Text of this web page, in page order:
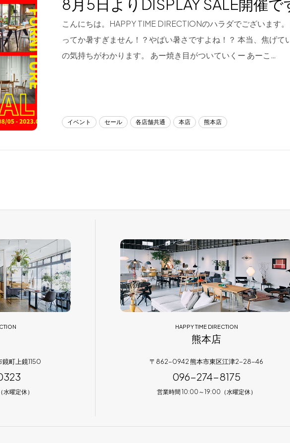
096-274-8175
0965-45-9282
8月5日よりDISPLAY SALE開催で
こんにちは。HAPPY TIME DIRECTIONのハラダでございます
ってか暑すぎません！？やばい暑さですよね！？ 本当、焦げて
の気持ちがわかります。 あー焼き目がついていくー あーこ…
イベント セール 各店舗共通 本店 熊本店
町上鏡1150
曜定休）
HAPPY TIME DIRECTION
熊本店
〒862-0942 熊本市東区江津2-28-46
096-274-8175
営業時間 10:00～19:00（水曜定休）